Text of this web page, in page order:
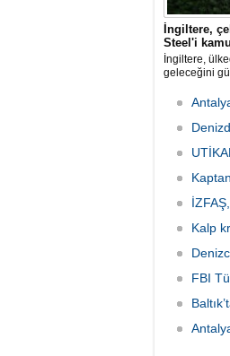
İngiltere,
Steel'i
İngiltere,
geleceğini
Steel'i
Kalp
FBI